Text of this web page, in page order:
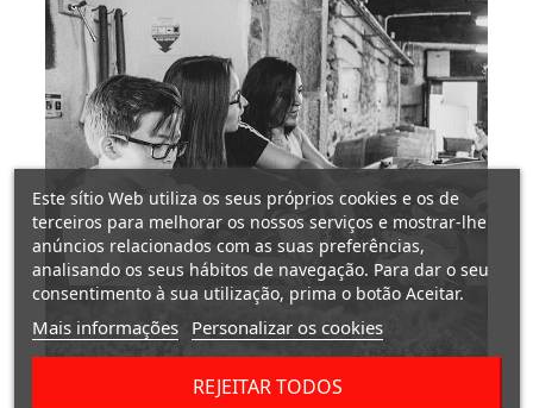
Este sítio Web utiliza os seus próprios cookies e os de
terceiros para melhorar os nossos serviços e mostrar-lhe
anúncios relacionados com as suas preferências,
analisando os seus hábitos de navegação. Para dar o seu
consentimento à sua utilização, prima o botão Aceitar.
Mais informações Personalizar os cookies
REJEITAR TODOS